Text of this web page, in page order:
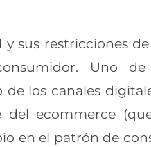
sus restricciones
Uno
los canales
ecommerce
en el patrón de